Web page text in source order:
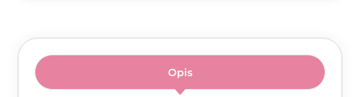
Opis